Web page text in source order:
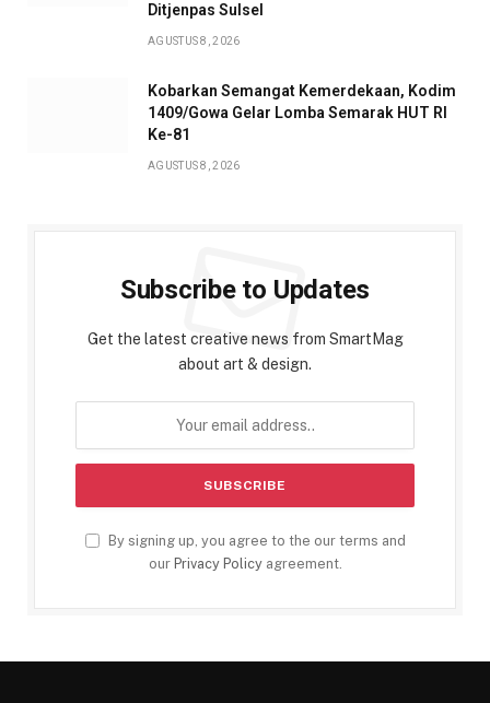
Ditjenpas Sulsel
AGUSTUS 8, 2026
Kobarkan Semangat Kemerdekaan, Kodim
1409/Gowa Gelar Lomba Semarak HUT RI
Ke-81
AGUSTUS 8, 2026
Subscribe to Updates
Get the latest creative news from SmartMag
about art & design.
By signing up, you agree to the our terms and
our Privacy Policyagreement.